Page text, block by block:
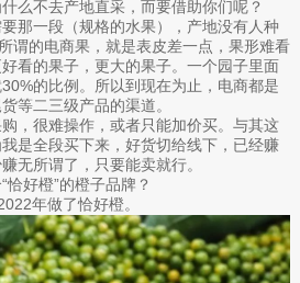
么不去产地直采，而要借助你们呢？
那一段（规格的水果），产地没有人种
谓的电商果，就是表皮差一点，果形难看
看的果子，更大的果子。一个园子里面
的比例。所以到现在为止，电商都是
等二三级产品的渠道。
，很难操作，或者只能加价买。与其这
是全段买下来，好货切给线下，已经赚
无所谓了，只要能卖就行。
好橙”的橙子品牌？
年做了恰好橙。